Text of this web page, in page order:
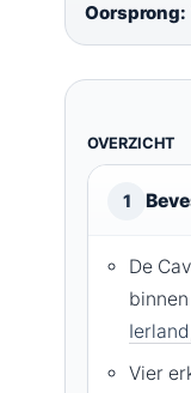
Oorsprong:
OVERZICHT
1
De
Vier